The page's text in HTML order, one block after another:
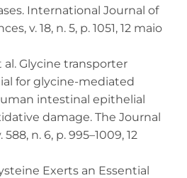
International Journal of
v. 18, n. 5, p. 1051, 12 maio
al. Glycine transporter
for glycine-mediated
intestinal epithelial
damage. The Journal
n. 6, p. 995–1009, 12
Exerts an Essential